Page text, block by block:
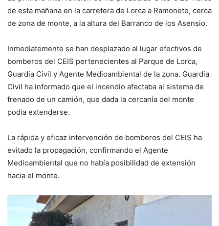
de esta mañana en la carretera de Lorca a Ramonete, cerca
de zona de monte, a la altura del Barranco de los Asensio.
Inmediatemente se han desplazado al lugar efectivos de
bomberos del CEIS pertenecientes al Parque de Lorca,
Guardia Civil y Agente Medioambiental de la zona. Guardia
Civil ha informado que el incendio afectaba al sistema de
frenado de un camión, que dada la cercanía del monte
podía extenderse.
La rápida y eficaz intervención de bomberos del CEIS ha
evitado la propagación, confirmando el Agente
Medioambiental que no había posibilidad de extensión
hacia el monte.